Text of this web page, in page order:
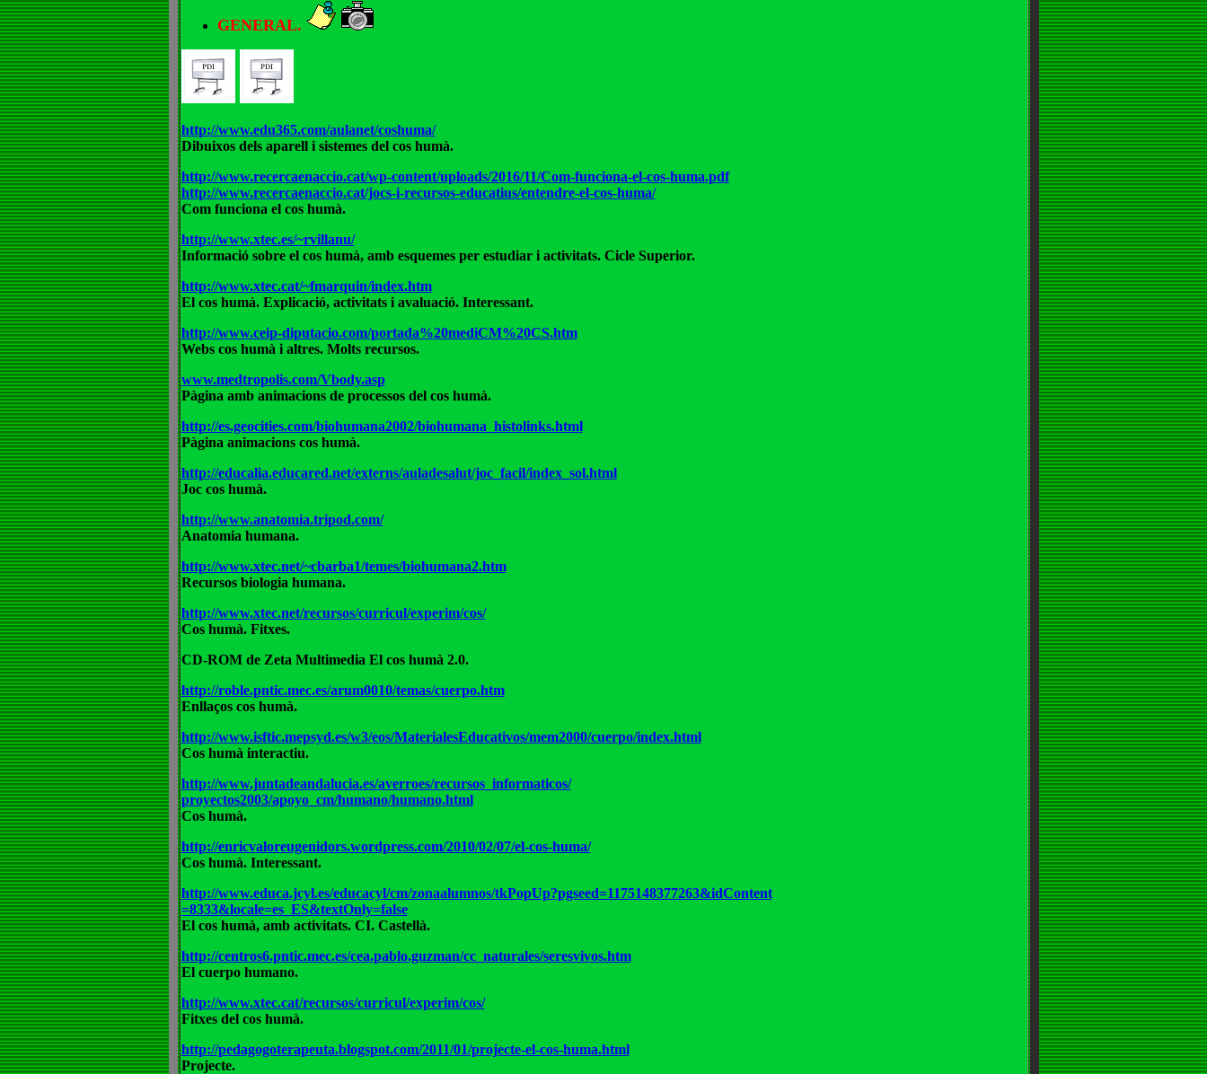
GENERAL.
http://www.edu365.com/aulanet/coshuma/
Dibuixos dels aparell i sistemes del cos humà.
http://www.recercaenaccio.cat/wp-content/uploads/2016/11/Com-funciona-el-cos-huma.pdf
http://www.recercaenaccio.cat/jocs-i-recursos-educatius/entendre-el-cos-huma/
Com funciona el cos humà.
http://www.xtec.es/~rvillanu/
Informació sobre el cos humà, amb esquemes per estudiar i activitats. Cicle Superior.
http://www.xtec.cat/~fmarquin/index.htm
El cos humà. Explicació, activitats i avaluació. Interessant.
http://www.ceip-diputacio.com/portada%20mediCM%20CS.htm
Webs cos humà i altres. Molts recursos.
www.medtropolis.com/Vbody.asp
Pàgina amb animacions de processos del cos humà.
http://es.geocities.com/biohumana2002/biohumana_histolinks.html
Pàgina animacions cos humà.
http://educalia.educared.net/externs/auladesalut/joc_facil/index_sol.html
Joc cos humà.
http://www.anatomia.tripod.com/
Anatomia humana.
http://www.xtec.net/~cbarba1/temes/biohumana2.htm
Recursos biologia humana.
http://www.xtec.net/recursos/curricul/experim/cos/
Cos humà. Fitxes.
CD-ROM de Zeta Multimedia El cos humà 2.0.
http://roble.pntic.mec.es/arum0010/temas/cuerpo.htm
Enllaços cos humà.
http://www.isftic.mepsyd.es/w3/eos/MaterialesEducativos/mem2000/cuerpo/index.html
Cos humà interactiu.
http://www.juntadeandalucia.es/averroes/recursos_informaticos/
proyectos2003/apoyo_cm/humano/humano.html
Cos humà.
http://enricvaloreugenidors.wordpress.com/2010/02/07/el-cos-huma/
Cos humà. Interessant.
http://www.educa.jcyl.es/educacyl/cm/zonaalumnos/tkPopUp?pgseed=1175148377263&idContent
=8333&locale=es_ES&textOnly=false
El cos humà, amb activitats. CI. Castellà.
http://centros6.pntic.mec.es/cea.pablo.guzman/cc_naturales/seresvivos.htm
El cuerpo humano.
http://www.xtec.cat/recursos/curricul/experim/cos/
Fitxes del cos humà.
http://pedagogoterapeuta.blogspot.com/2011/01/projecte-el-cos-huma.html
Projecte.